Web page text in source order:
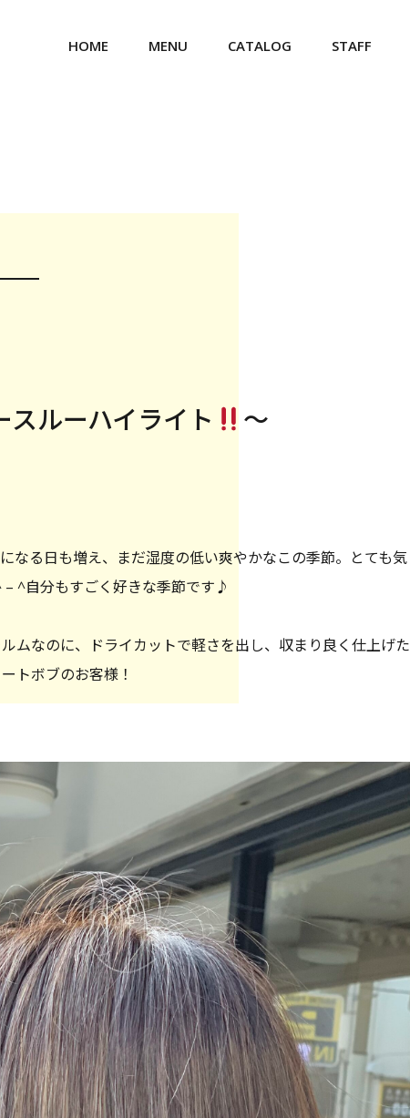
HOME MENU CATALOG STAFF
ルーハイライト 〜
なる日も増え、まだ湿度の低い爽やかなこの季節。とても気
^自分もすごく好きな季節です♪
ムなのに、ドライカットで軽さを出し、収まり良く仕上げた
トボブのお客様！